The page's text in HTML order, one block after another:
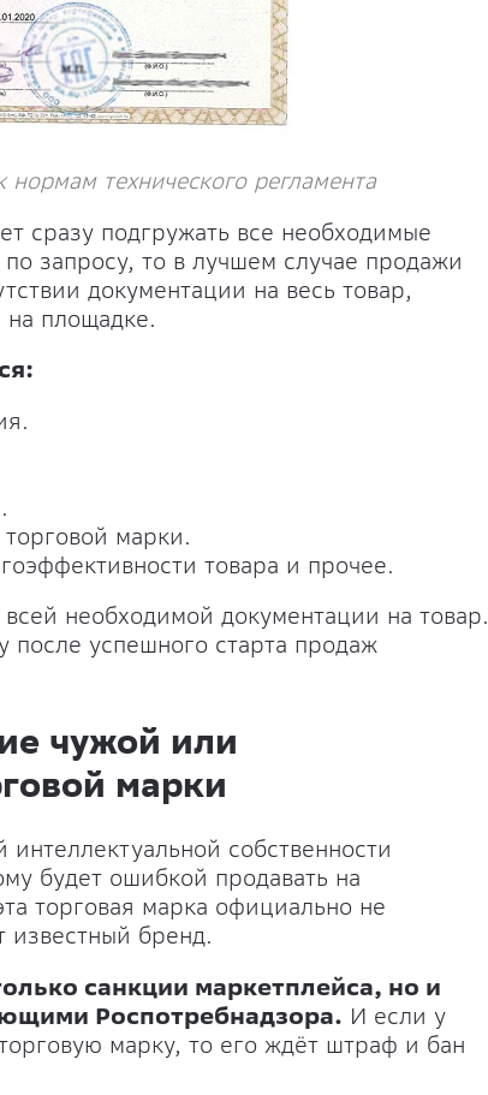
нормам технического регламента
сразу подгружать все необходимые
запросу, то в лучшем случае продажи
документации на весь товар,
площадке.
марки.
товара и прочее.
необходимой документации на товар.
после успешного старта продаж
чужой или
марки
собственности
будет ошибкой продавать на
торговая марка официально не
известный бренд.
санкции маркетплейса, но и
Роспотребнадзора. И если у
марку, то его ждёт штраф и бан